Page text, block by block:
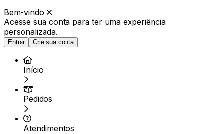
Bem-vindo
Acesse sua conta para ter uma experiência
personalizada.
Entrar Crie sua conta
Início
Pedidos
Atendimentos